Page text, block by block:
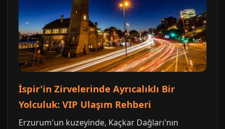
İspir'in Zirvelerinde Ayrıcalıklı Bir
Yolculuk: VIP Ulaşım Rehberi
Erzurum'un kuzeyinde, Kaçkar Dağları'nın